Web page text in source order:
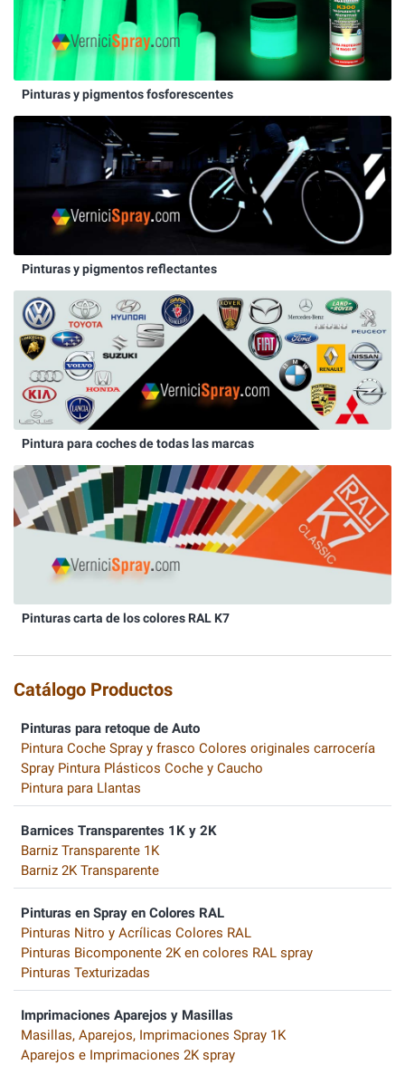
Pinturas y pigmentos fosforescentes
Pinturas y pigmentos reflectantes
Pintura para coches de todas las marcas
Pinturas carta de los colores RAL K7
Catálogo Productos
Pinturas para retoque de Auto
Pintura Coche Spray y frasco Colores originales carrocería
Spray Pintura Plásticos Coche y Caucho
Pintura para Llantas
Barnices Transparentes 1K y 2K
Barniz Transparente 1K
Barniz 2K Transparente
Pinturas en Spray en Colores RAL
Pinturas Nitro y Acrílicas Colores RAL
Pinturas Bicomponente 2K en colores RAL spray
Pinturas Texturizadas
Imprimaciones Aparejos y Masillas
Masillas, Aparejos, Imprimaciones Spray 1K
Aparejos e Imprimaciones 2K spray